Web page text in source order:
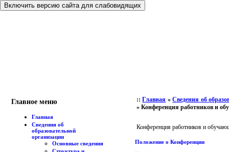
Включить версию сайта для слабовидящих
Главное меню
Главная
Сведения об
образовательной
организации
Основные сведения
::Главная »Сведения об
» Конференция работников и
Конференция работников и
Положение о Конференции